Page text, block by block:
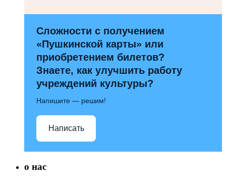
Сложности с получением
«Пушкинской карты» или
приобретением билетов?
Знаете, как улучшить работу
учреждений культуры?
Напишите — решим!
Написать
о нас